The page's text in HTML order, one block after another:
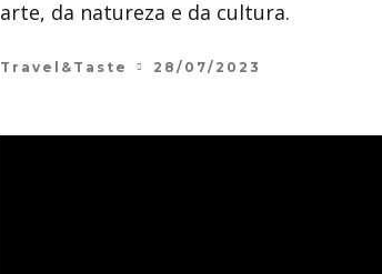
arte, da natureza e da cultura.
Travel&Taste 28/07/2023